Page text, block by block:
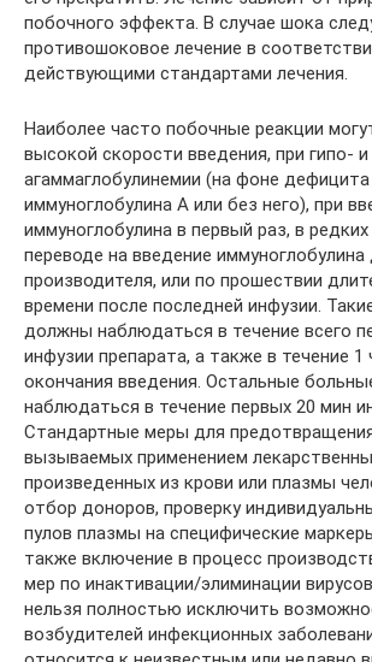
побочного эффекта. В случае шока
противошоковое лечение в
действующими стандартами лечения.
Наиболее часто побочные реакции
высокой скорости введения, при гипо- и
агаммаглобулинемии (на фоне дефицита
иммуноглобулина А или без него), при
иммуноглобулина в первый раз, в
переводе на введение иммуноглобулина
производителя, или по прошествии
времени после последней инфузии.
должны наблюдаться в течение всего
инфузии препарата, а также в течение 1
окончания введения. Остальные
наблюдаться в течение первых 20 мин
Стандартные меры для
вызываемых применением
произведенных из крови или плазмы
отбор доноров, проверку
пулов плазмы на специфические
также включение в процесс
мер по инактивации/элиминации
нельзя полностью исключить
возбудителей инфекционных